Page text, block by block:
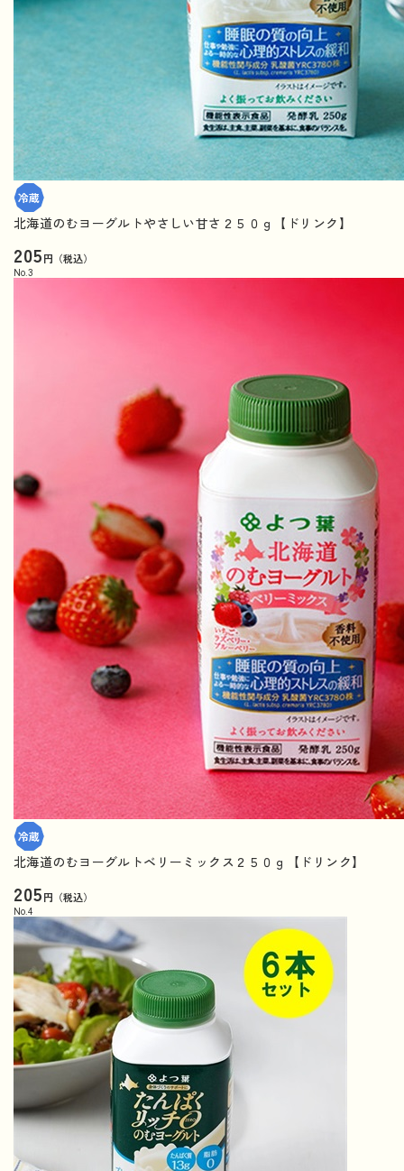
北海道のむヨーグルトやさしい甘さ２５０ｇ【ドリンク】
205円（税込）
No. 3
北海道のむヨーグルトベリーミックス２５０ｇ【ドリンク】
205円（税込）
No. 4